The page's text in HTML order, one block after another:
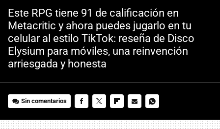
Este RPG tiene 91 de calificación en
Metacritic y ahora puedes jugarlo en tu
celular al estilo TikTok: reseña de Disco
Elysium para móviles, una reinvención
arriesgada y honesta
Sin comentarios